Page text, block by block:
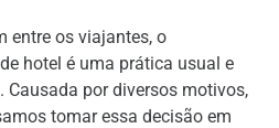
entre os viajantes, o
hotel é uma prática usual e
Causada por diversos motivos,
tomar essa decisão em